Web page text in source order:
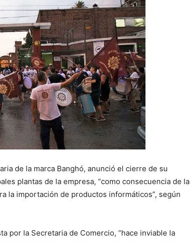
de la marca Banghó, anunció el cierre de su
plantas de la empresa, “como consecuencia de la
la importación de productos informáticos”, según
por la Secretaria de Comercio, “hace inviable la